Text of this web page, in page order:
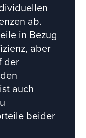
ab.
in Bezug
aber
der
auch
beider